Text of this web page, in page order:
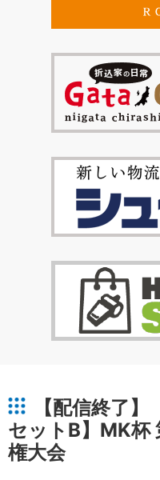
【配信終了
セットB】MK杯
権大会